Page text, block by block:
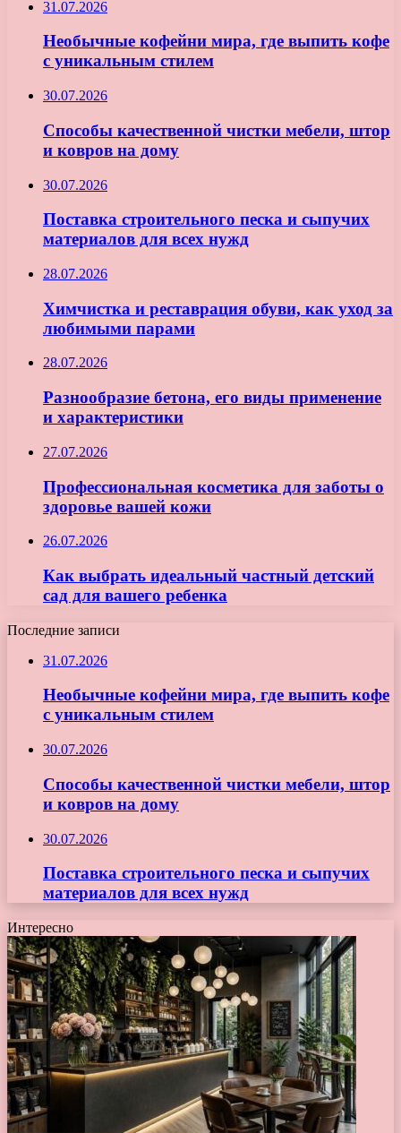
31.07.2026
Необычные кофейни мира, где выпить кофе
с уникальным стилем
30.07.2026
Способы качественной чистки мебели, штор
и ковров на дому
30.07.2026
Поставка строительного песка и сыпучих
материалов для всех нужд
28.07.2026
Химчистка и реставрация обуви, как уход за
любимыми парами
28.07.2026
Разнообразие бетона, его виды применение
и характеристики
27.07.2026
Профессиональная косметика для заботы о
здоровье вашей кожи
26.07.2026
Как выбрать идеальный частный детский
сад для вашего ребенка
Последние записи
31.07.2026
Необычные кофейни мира, где выпить кофе
с уникальным стилем
30.07.2026
Способы качественной чистки мебели, штор
и ковров на дому
30.07.2026
Поставка строительного песка и сыпучих
материалов для всех нужд
Интересно